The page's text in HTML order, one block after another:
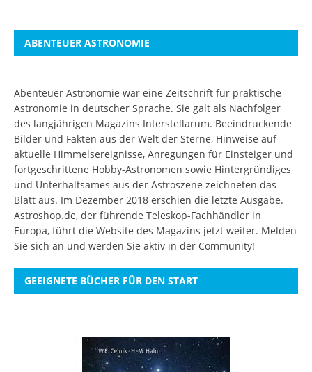
ABENTEUER ASTRONOMIE
Abenteuer Astronomie war eine Zeitschrift für praktische
Astronomie in deutscher Sprache. Sie galt als Nachfolger
des langjährigen Magazins Interstellarum. Beeindruckende
Bilder und Fakten aus der Welt der Sterne, Hinweise auf
aktuelle Himmelsereignisse, Anregungen für Einsteiger und
fortgeschrittene Hobby-Astronomen sowie Hintergründiges
und Unterhaltsames aus der Astroszene zeichneten das
Blatt aus. Im Dezember 2018 erschien die letzte Ausgabe.
Astroshop.de, der führende Teleskop-Fachhändler in
Europa, führt die Website des Magazins jetzt weiter. Melden
Sie sich an und werden Sie aktiv in der Community!
GEEIGNETE BÜCHER FÜR DEN START